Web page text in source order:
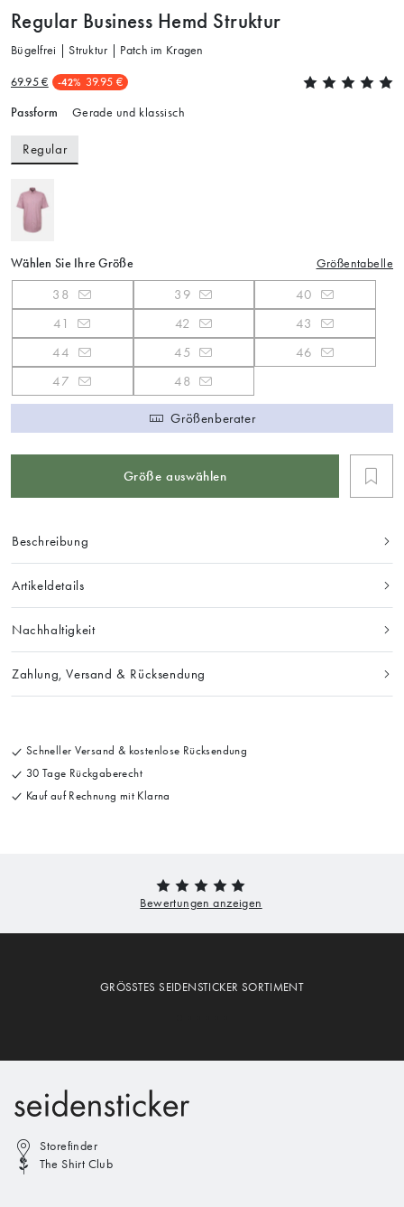
Regular Business Hemd Struktur
Bügelfrei | Struktur | Patch im Kragen
69.95 € -42% 39.95 €
Passform Gerade und klassisch
Regular
Wählen Sie Ihre Größe Größentabelle
38 39
40
41
42
43
44
45
46
47
48
Größenberater
Größe auswählen
Beschreibung
Artikeldetails
Nachhaltigkeit
Zahlung, Versand & Rücksendung
Schneller Versand & kostenlose Rücksendung
30 Tage Rückgaberecht
Kauf auf Rechnung mit Klarna
GRÖSSTES SEIDENSTICKER SORTIMENT
Storefinder
The Shirt Club